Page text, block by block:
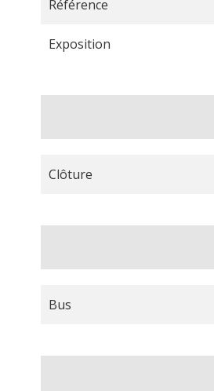
Référence
Exposition
Clôture
Bus